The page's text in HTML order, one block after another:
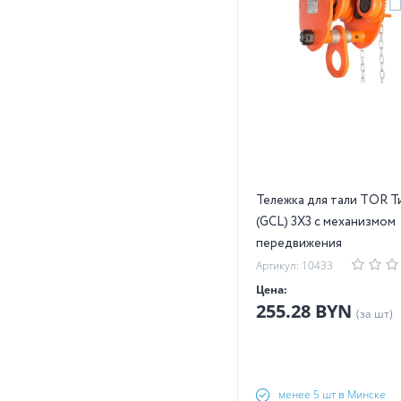
Тележка для тали TOR
(GCL) 3Х3 с механизмом
передвижения
Артикул: 10433
Цена:
255.28 BYN (за шт)
менее 5 шт в Минске